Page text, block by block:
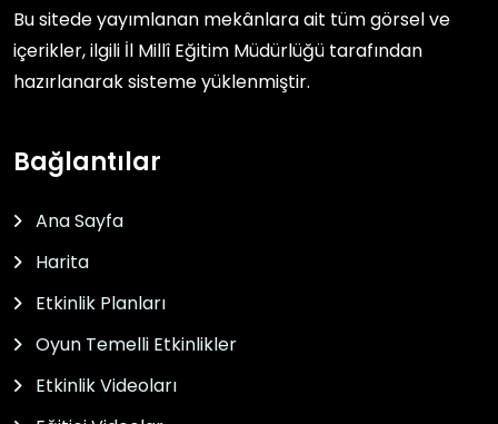
Bu sitede yayımlanan mekânlara ait tüm görsel ve
içerikler, ilgili İl Millî Eğitim Müdürlüğü tarafından
hazırlanarak sisteme yüklenmiştir.
Bağlantılar
Ana Sayfa
Harita
Etkinlik Planları
Oyun Temelli Etkinlikler
Etkinlik Videoları